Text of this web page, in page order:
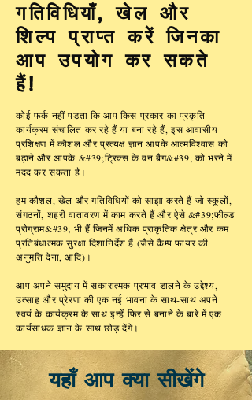
गतिविधियाँ, खेल और
शिल्प प्राप्त करें जिनका
आप उपयोग कर सकते
हैं!
कोई फर्क नहीं पड़ता कि आप किस प्रकार का प्रकृति
कार्यक्रम संचालित कर रहे हैं या बना रहे हैं, इस आवासीय
प्रशिक्षण में कौशल और प्रत्यक्ष ज्ञान आपके आत्मविश्वास को
बढ़ाने और आपके &#39;ट्रिक्स के वन बैग&#39; को भरने में
मदद कर सकता है।
हम कौशल, खेल और गतिविधियों को साझा करते हैं जो स्कूलों,
संगठनों, शहरी वातावरण में काम करते हैं और ऐसे &#39;फील्ड
प्रोग्राम&#39; भी हैं जिनमें अधिक प्राकृतिक क्षेत्र और कम
प्रतिबंधात्मक सुरक्षा दिशानिर्देश हैं (जैसे कैम्प फायर की
अनुमति देना, आदि)।
आप अपने समुदाय में सकारात्मक प्रभाव डालने के उद्देश्य,
उत्साह और प्रेरणा की एक नई भावना के साथ-साथ अपने
स्वयं के कार्यक्रम के साथ इन्हें फिर से बनाने के बारे में एक
कार्यसाधक ज्ञान के साथ छोड़ देंगे।
यहाँ आप क्या सीखेंगे